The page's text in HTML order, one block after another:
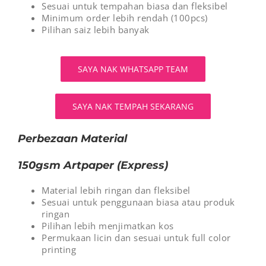
Sesuai untuk tempahan biasa dan fleksibel
Minimum order lebih rendah (100pcs)
Pilihan saiz lebih banyak
SAYA NAK WHATSAPP TEAM
SAYA NAK TEMPAH SEKARANG
Perbezaan Material
150gsm Artpaper (Express)
Material lebih ringan dan fleksibel
Sesuai untuk penggunaan biasa atau produk
ringan
Pilihan lebih menjimatkan kos
Permukaan licin dan sesuai untuk full color
printing